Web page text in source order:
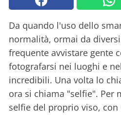
Da quando l'uso dello
normalità, ormai da
frequente avvistare gente
fotografarsi nei luoghi e
incredibili. Una volta lo
ora si chiama "selfie". Per
selfie del proprio viso,